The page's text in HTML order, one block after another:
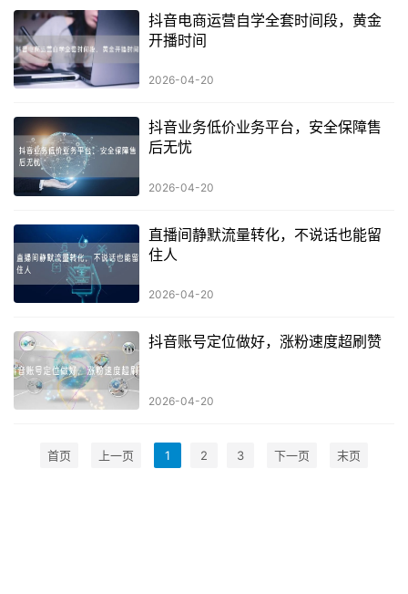
抖音电商运营自学全套时间段，黄金
开播时间
2026-04-20
抖音业务低价业务平台，安全保障售
后无忧
2026-04-20
直播间静默流量转化，不说话也能留
住人
2026-04-20
抖音账号定位做好，涨粉速度超刷赞
2026-04-20
首页 上一页 1 2 3 下一页 末页